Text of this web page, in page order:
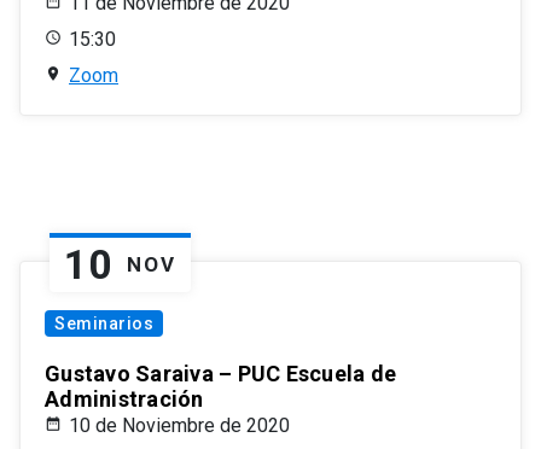
15:30
Zoom
10 NOV
Seminarios
Gustavo Saraiva – PUC Escuela de
Administración
10 de Noviembre de 2020